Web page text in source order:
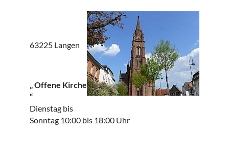
63225 Langen
„​ Offene Kirche
“
Dienstag bis
Sonntag 10:00 bis 18:00 Uhr